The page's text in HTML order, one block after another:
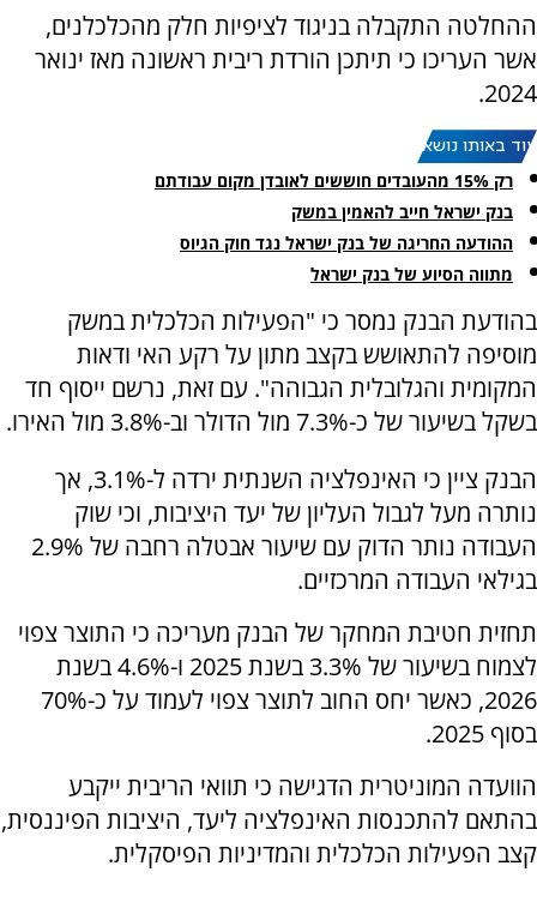
ההחלטה התקבלה בניגוד לציפיות חלק מהכלכלנים,
אשר העריכו כי תיתכן הורדת ריבית ראשונה מאז ינואר
2024.
עוד באותו נושא:
רק 15% מהעובדים חוששים לאובדן מקום עבודתם
בנק ישראל חייב להאמין במשק
ההודעה החריגה של בנק ישראל נגד חוק הגיוס
מתווה הסיוע של בנק ישראל
בהודעת הבנק נמסר כי "הפעילות הכלכלית במשק
מוסיפה להתאושש בקצב מתון על רקע האי ודאות
המקומית והגלובלית הגבוהה". עם זאת, נרשם ייסוף חד
בשקל בשיעור של כ-7.3% מול הדולר וב-3.8% מול האירו.
הבנק ציין כי האינפלציה השנתית ירדה ל-3.1%, אך
נותרה מעל לגבול העליון של יעד היציבות, וכי שוק
העבודה נותר הדוק עם שיעור אבטלה רחבה של 2.9%
בגילאי העבודה המרכזיים.
תחזית חטיבת המחקר של הבנק מעריכה כי התוצר צפוי
לצמוח בשיעור של 3.3% בשנת 2025 ו-4.6% בשנת
2026, כאשר יחס החוב לתוצר צפוי לעמוד על כ-70%
בסוף 2025.
הוועדה המוניטרית הדגישה כי תוואי הריבית ייקבע
בהתאם להתכנסות האינפלציה ליעד, היציבות הפיננסית,
קצב הפעילות הכלכלית והמדיניות הפיסקלית.